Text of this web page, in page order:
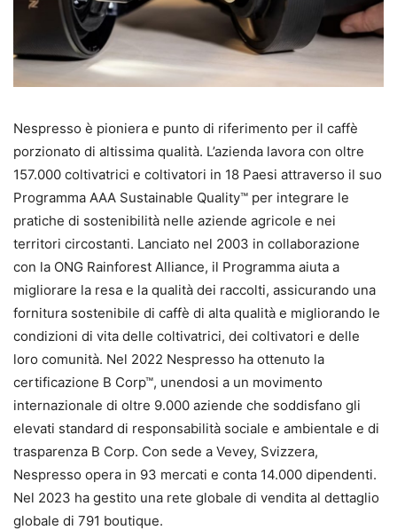
Nespresso è pioniera e punto di riferimento per il caffè
porzionato di altissima qualità. L’azienda lavora con oltre
157.000 coltivatrici e coltivatori in 18 Paesi attraverso il suo
Programma AAA Sustainable Quality™ per integrare le
pratiche di sostenibilità nelle aziende agricole e nei
territori circostanti. Lanciato nel 2003 in collaborazione
con la ONG Rainforest Alliance, il Programma aiuta a
migliorare la resa e la qualità dei raccolti, assicurando una
fornitura sostenibile di caffè di alta qualità e migliorando le
condizioni di vita delle coltivatrici, dei coltivatori e delle
loro comunità. Nel 2022 Nespresso ha ottenuto la
certificazione B Corp™, unendosi a un movimento
internazionale di oltre 9.000 aziende che soddisfano gli
elevati standard di responsabilità sociale e ambientale e di
trasparenza B Corp. Con sede a Vevey, Svizzera,
Nespresso opera in 93 mercati e conta 14.000 dipendenti.
Nel 2023 ha gestito una rete globale di vendita al dettaglio
globale di 791 boutique.